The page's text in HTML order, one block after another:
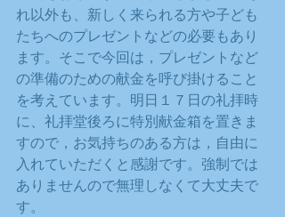
れ以外も、新しく来られる方や子ども
たちへのプレゼントなどの必要もあり
ます。そこで今回は，プレゼントなど
の準備のための献金を呼び掛けること
を考えています。明日１７日の礼拝時
に、礼拝堂後ろに特別献金箱を置きま
すので，お気持ちのある方は，自由に
入れていただくと感謝です。強制では
ありませんので無理しなくて大丈夫で
す。